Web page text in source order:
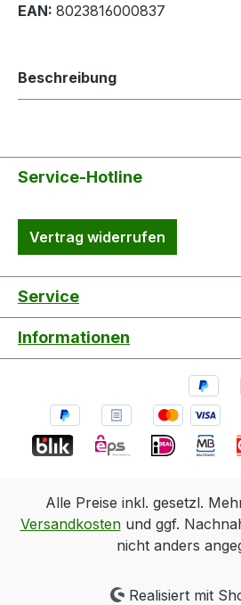
EAN: 8023816000837
Beschreibung
Service-Hotline
Vertrag widerrufen
Service
Informationen
Alle Preise inkl. gesetzl.
Versandkostenund ggf.
nicht anders
Realisiert mit